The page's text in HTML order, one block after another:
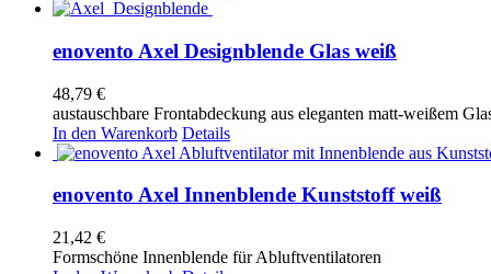
enovento Axel Designblende Glas weiß
48,79 €
austauschbare Frontabdeckung aus eleganten matt-weißem
In den Warenkorb Details
enovento Axel Innenblende Kunststoff weiß
21,42 €
Formschöne Innenblende für Abluftventilatoren